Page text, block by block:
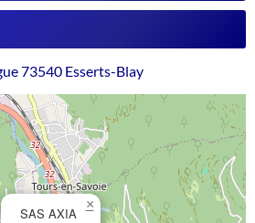
73540 Esserts-Blay
SAS AXIA
×